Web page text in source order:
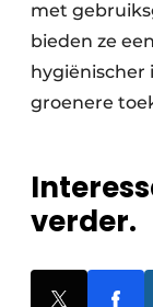
met
bieden ze
hygiënischer
groenere
verder.